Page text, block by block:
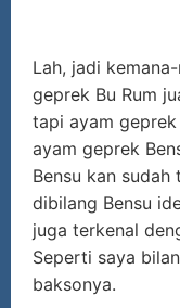
Lah, jadi
geprek Bu Rum
tapi ayam
ayam geprek
Bensu kan sudah
dibilang Bensu
juga terkenal
Seperti saya
baksonya.